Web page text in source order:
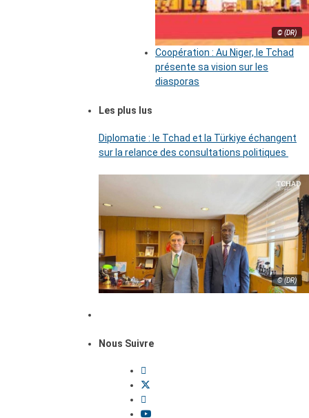
© (DR)
Coopération : Au Niger, le Tchad
présente sa vision sur les
diasporas
Les plus lus
Diplomatie : le Tchad et la Türkiye échangent
sur la relance des consultations politiques
© (DR)
Nous Suivre